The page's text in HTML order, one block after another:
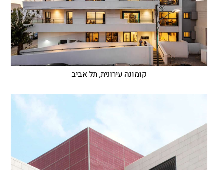
קומונה עירונית, תל אביב